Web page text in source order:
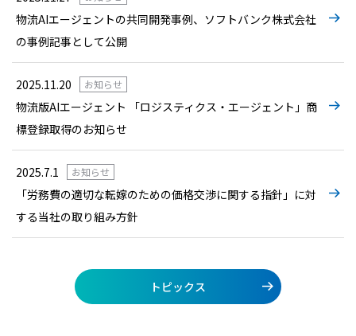
物流AIエージェントの共同開発事例、ソフトバンク株式会社
の事例記事として公開
2025.11.20 お知らせ
物流版AIエージェント 「ロジスティクス・エージェント」商
標登録取得のお知らせ
2025.7.1 お知らせ
「労務費の適切な転嫁のための価格交渉に関する指針」に対
する当社の取り組み方針
トピックス